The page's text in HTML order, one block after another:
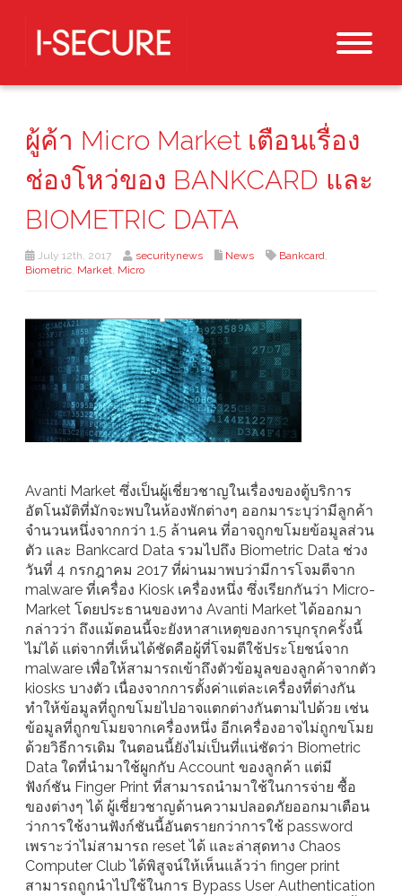
ผู้ค้า Micro Market เตือนเรื่อง
ช่องโหว่ของ BANKCARD และ
BIOMETRIC DATA
July 12th, 2017 securitynews News Bankcard,
Biometric, Market, Micro
Avanti Market ซึ่งเป็นผู้เชี่ยวชาญในเรื่องของตู้บริการ
อัตโนมัติที่มักจะพบในห้องพักต่างๆ ออกมาระบุว่ามีลูกค้า
จำนวนหนึ่งจากกว่า 1.5 ล้านคน ที่อาจถูกขโมยข้อมูลส่วน
ตัว และ Bankcard Data รวมไปถึง Biometric Data ช่วง
วันที่ 4 กรกฎาคม 2017 ที่ผ่านมาพบว่ามีการโจมตีจาก
malware ที่เครื่อง Kiosk เครื่องหนึ่ง ซึ่งเรียกกันว่า Micro-
Market โดยประธานของทาง Avanti Market ได้ออกมา
กล่าวว่า ถึงแม้ตอนนี้จะยังหาสาเหตุของการบุกรุกครั้งนี้
ไม่ได้ แต่จากที่เห็นได้ชัดคือผู้ที่โจมตีใช้ประโยชน์จาก
malware เพื่อให้สามารถเข้าถึงตัวข้อมูลของลูกค้าจากตัว
kiosks บางตัว เนื่องจากการตั้งค่าแต่ละเครื่องที่ต่างกัน
ทำให้ข้อมูลที่ถูกขโมยไปอาจแตกต่างกันตามไปด้วย เช่น
ข้อมูลที่ถูกขโมยจากเครื่องหนึ่ง อีกเครื่องอาจไม่ถูกขโมย
ด้วยวิธีการเดิม ในตอนนี้ยังไม่เป็นที่แน่ชัดว่า Biometric
Data ใดที่นำมาใช้ผูกกับ Account ของลูกค้า แต่มี
ฟังก์ชัน Finger Print ที่สามารถนำมาใช้ในการจ่าย ซื้อ
ของต่างๆ ได้ ผู้เชี่ยวชาญด้านความปลอดภัยออกมาเตือน
ว่าการใช้งานฟังก์ชันนี้อันตรายกว่าการใช้ password
เพราะว่าไม่สามารถ reset ได้ และล่าสุดทาง Chaos
Computer Club ได้พิสูจน์ให้เห็นแล้วว่า finger print
สามารถถูกนำไปใช้ในการ Bypass User Authentication